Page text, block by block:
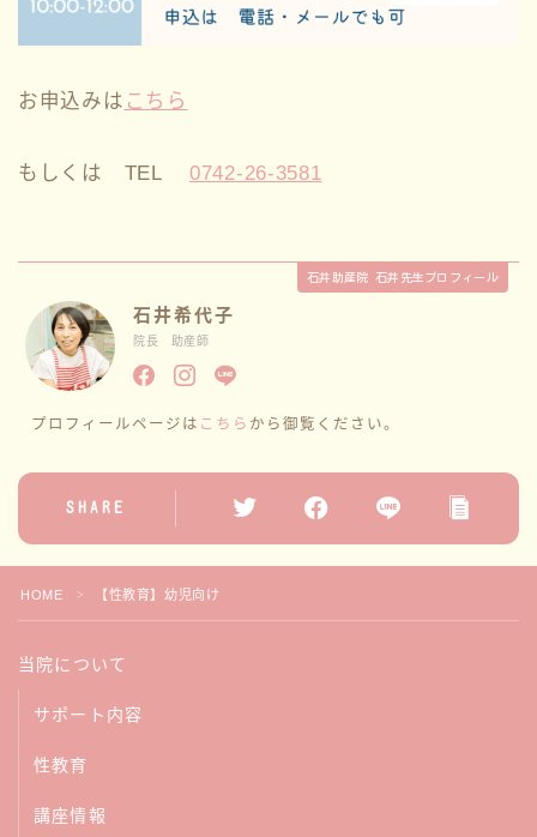
ブログ一覧
お申込みは こちら
もしくは TEL 0742-26-3581
石井助産院 石井先生プロフィール
石井希代子
院長 助産師
プロフィールページは こちら から御覧ください。
SHARE
HOME ＞ 【性教育】幼児向け
当院について
サポート内容
性教育
講座情報